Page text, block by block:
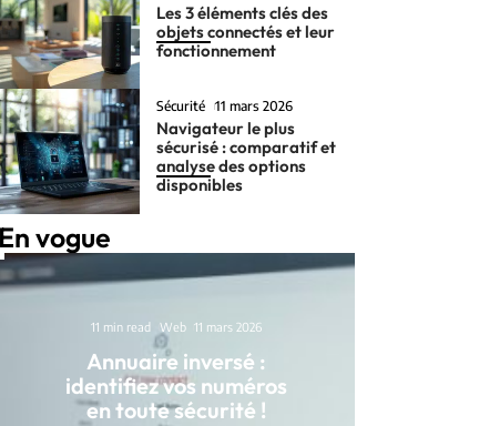
Les 3 éléments clés des
objets connectés et leur
fonctionnement
Sécurité 11 mars 2026
Navigateur le plus
sécurisé : comparatif et
analyse des options
disponibles
En vogue
11 min read Web 11 mars 2026
Annuaire inversé :
identifiez vos numéros
en toute sécurité !